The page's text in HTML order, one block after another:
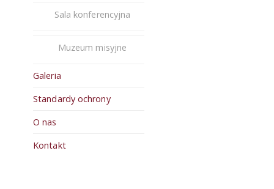
Sala konferencyjna
Muzeum misyjne
Galeria
Standardy ochrony
O nas
Kontakt